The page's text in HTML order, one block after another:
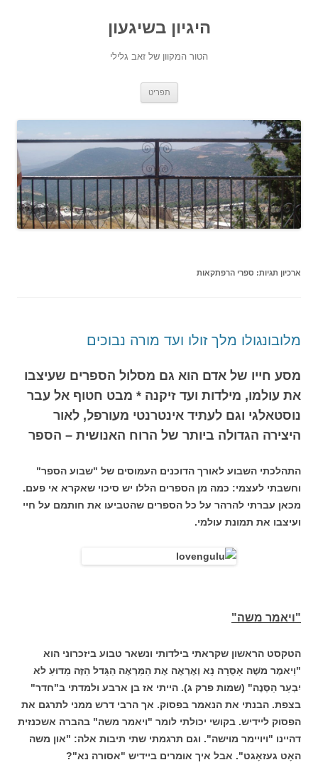
היגיון בשיגעון
הטור המקוון של זאב גלילי
תפריט
ארכיון תגיות: ספרי הרפתקאות
מלובונגולו מלך זולו ועד מורה נבוכים
מסע חייו של אדם הוא גם מסלול הספרים שעיצבו
את עולמו, מילדות ועד זיקנה * מבט חטוף אל עבר
נוסטאלגי וגם לעתיד אינטרנטי מעורפל, לאור
היצירה הגדולה ביותר של הרוח האנושית – הספר
התהלכתי השבוע לאורך הדוכנים העמוסים של "שבוע הספר"
וחשבתי לעצמי: כמה מן הספרים הללו יש סיכוי שאקרא אי פעם.
מכאן עברתי להרהר על כל הספרים שהטביעו את חותמם על חיי
ועיצבו את תמונת עולמי.
"ויאמר משה"
הטקסט הראשון שקראתי בילדותי ונשאר טבוע ביזכרוני הוא
"וַיאמֶר משֶׁה אָסֻרָה נָּא וְאֶרְאֶה אֶת הַמַּרְאֶה הַגָּדל הַזֶּה מַדּוּעַ לא
יִבְעַר הַסְּנֶה" (שמות פרק ג). הייתי אז בן ארבע ולמדתי ב"חדר"
בצפת. הבנתי את הנאמר בפסוק. אך הרבי דרש ממני לתרגם את
הפסוק ליידיש. בקושי יכולתי לומר "ויאמר משה" בהברה אשכנזית
דהיינו "ויויימר מוישה". וגם תרגמתי שתי תיבות אלה: "און משה
האָט געזאָגט". אבל איך אומרים ביידיש "אסורה נא"?